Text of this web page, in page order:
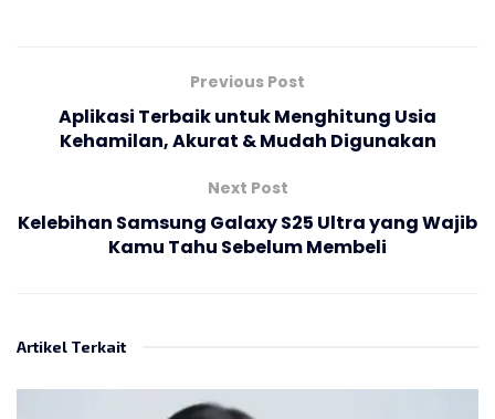
Previous Post
Aplikasi Terbaik untuk Menghitung Usia
Kehamilan, Akurat & Mudah Digunakan
Next Post
Kelebihan Samsung Galaxy S25 Ultra yang Wajib
Kamu Tahu Sebelum Membeli
Artikel Terkait